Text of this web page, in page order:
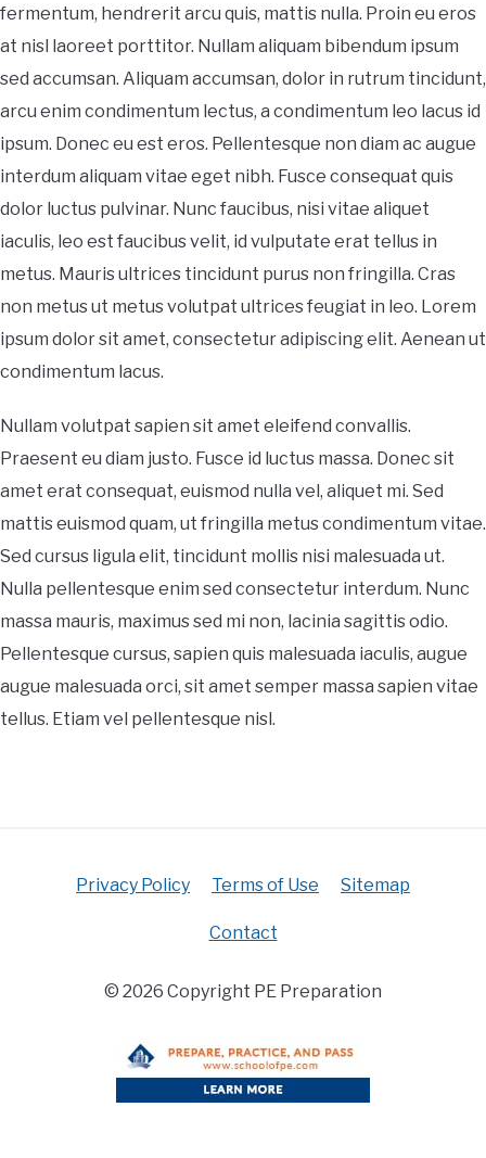
fermentum, hendrerit arcu quis, mattis nulla. Proin eu eros
at nisl laoreet porttitor. Nullam aliquam bibendum ipsum
sed accumsan. Aliquam accumsan, dolor in rutrum tincidunt,
arcu enim condimentum lectus, a condimentum leo lacus id
ipsum. Donec eu est eros. Pellentesque non diam ac augue
interdum aliquam vitae eget nibh. Fusce consequat quis
dolor luctus pulvinar. Nunc faucibus, nisi vitae aliquet
iaculis, leo est faucibus velit, id vulputate erat tellus in
metus. Mauris ultrices tincidunt purus non fringilla. Cras
non metus ut metus volutpat ultrices feugiat in leo. Lorem
ipsum dolor sit amet, consectetur adipiscing elit. Aenean ut
condimentum lacus.
Nullam volutpat sapien sit amet eleifend convallis.
Praesent eu diam justo. Fusce id luctus massa. Donec sit
amet erat consequat, euismod nulla vel, aliquet mi. Sed
mattis euismod quam, ut fringilla metus condimentum vitae.
Sed cursus ligula elit, tincidunt mollis nisi malesuada ut.
Nulla pellentesque enim sed consectetur interdum. Nunc
massa mauris, maximus sed mi non, lacinia sagittis odio.
Pellentesque cursus, sapien quis malesuada iaculis, augue
augue malesuada orci, sit amet semper massa sapien vitae
tellus. Etiam vel pellentesque nisl.
Privacy Policy Terms of Use Sitemap
Contact
© 2026 Copyright PE Preparation